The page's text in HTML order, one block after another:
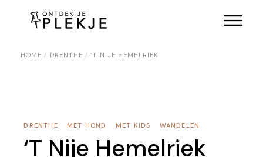
HOME DRENTHE ‘T NIJE HEMELRIEK
DRENTHE MET HOND MET KIDS WANDELEN
‘T Nije Hemelriek